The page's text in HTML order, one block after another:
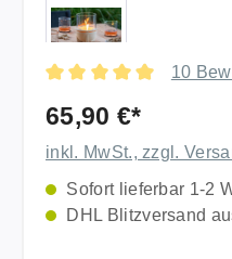
10
65,90 €*
inkl. MwSt., zzgl.
Sofort lieferbar 1-2
DHL Blitzversand